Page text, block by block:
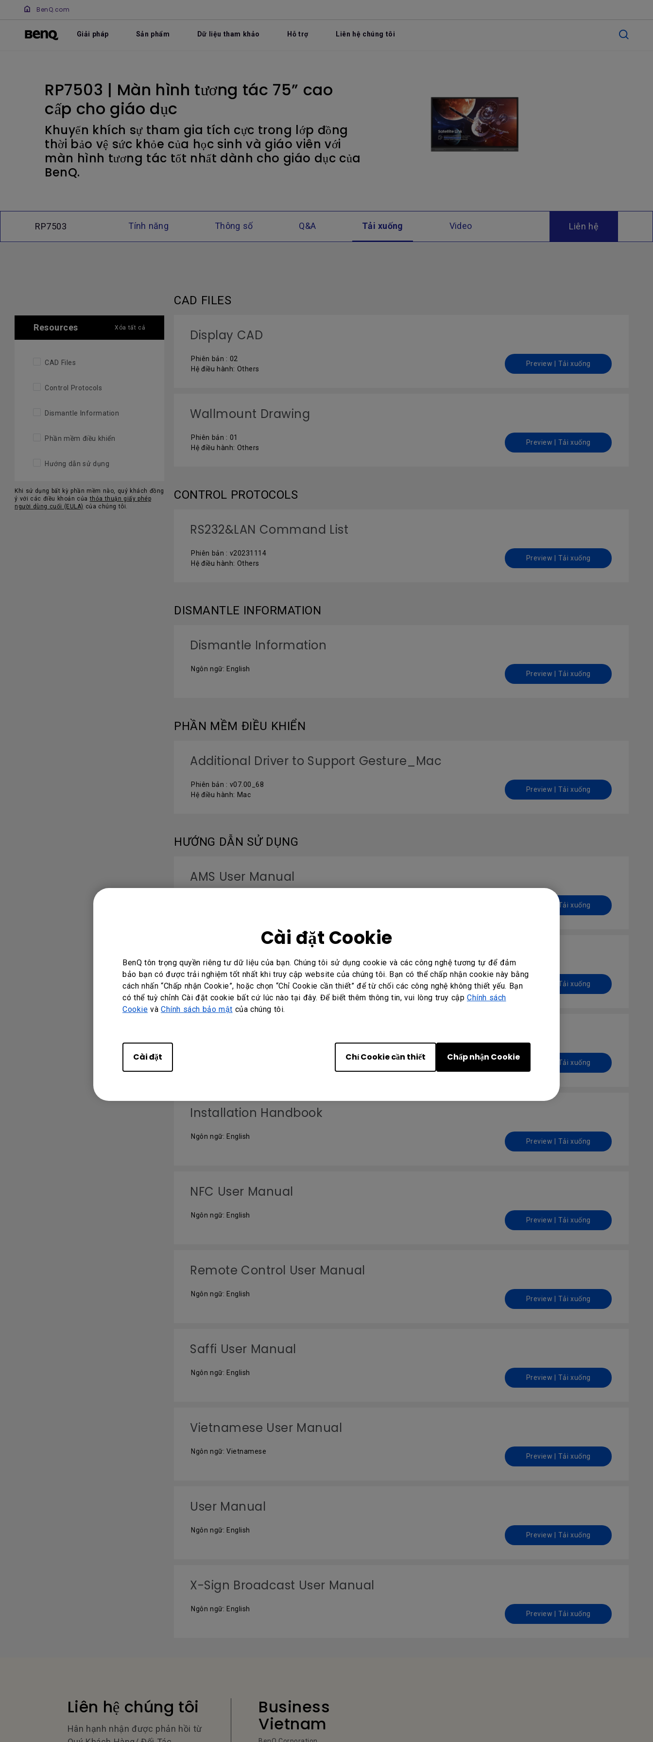
Cài đặt Cookie
BenQ tôn trọng quyền riêng tư dữ liệu của bạn. Chúng tôi sử dụng cookie và các công nghệ tương tự để đảm
bảo bạn có được trải nghiệm tốt nhất khi truy cập website của chúng tôi. Bạn có thể chấp nhận cookie này bằng
cách nhấn “Chấp nhận Cookie”, hoặc chọn “Chỉ Cookie cần thiết” để từ chối các công nghệ không thiết yếu. Bạn
có thể tuỳ chỉnh Cài đặt cookie bất cứ lúc nào tại đây. Để biết thêm thông tin, vui lòng truy cập Chính sách
Cookie và Chính sách bảo mật của chúng tôi.
Cài đặt Chỉ Cookie cần thiết Chấp nhận Cookie
BenQ.com
Giải pháp Sản phẩm Dữ liệu tham khảo Hỗ trợ Liên hệ chúng tôi
RP7503 | Màn hình tương tác 75” cao
cấp cho giáo dục
Khuyến khích sự tham gia tích cực trong lớp đồng
thời bảo vệ sức khỏe của học sinh và giáo viên với
màn hình tương tác tốt nhất dành cho giáo dục của
BenQ.
RP7503 Tính năng Thông số Q&A Tải xuống Video Liên hệ
Resources Xóa tất cả
CAD Files
Control Protocols
Dismantle Information
Phần mềm điều khiển
Hướng dẫn sử dụng
Khi sử dụng bất kỳ phần mềm nào, quý khách đồng
ý với các điều khoản củathỏa thuận giấy phép
người dùng cuối (EULA) của chúng tôi.
CAD FILES
Display CAD
Phiên bản : 02
Hệ điều hành: Others
Preview | Tải xuống
Wallmount Drawing
Phiên bản : 01
Hệ điều hành: Others
Preview | Tải xuống
CONTROL PROTOCOLS
RS232&LAN Command List
Phiên bản : v20231114
Hệ điều hành: Others
Preview | Tải xuống
DISMANTLE INFORMATION
Dismantle Information
Ngôn ngữ: English
Preview | Tải xuống
PHẦN MỀM ĐIỀU KHIỂN
Additional Driver to Support Gesture_Mac
Phiên bản : v07.00_68
Hệ điều hành: Mac
Preview | Tải xuống
HƯỚNG DẪN SỬ DỤNG
AMS User Manual
Preview | Tải xuống
DMS Cloud User Manual
Ngôn ngữ: English
Preview | Tải xuống
Preview | Tải xuống
Installation Handbook
Ngôn ngữ: English
Preview | Tải xuống
NFC User Manual
Ngôn ngữ: English
Preview | Tải xuống
Remote Control User Manual
Ngôn ngữ: English
Preview | Tải xuống
Saffi User Manual
Ngôn ngữ: English
Preview | Tải xuống
Vietnamese User Manual
Ngôn ngữ: Vietnamese
Preview | Tải xuống
User Manual
Ngôn ngữ: English
Preview | Tải xuống
X-Sign Broadcast User Manual
Ngôn ngữ: English
Preview | Tải xuống
Liên hệ chúng tôi
Hân hạnh nhận được phản hồi từ
Business
Vietnam